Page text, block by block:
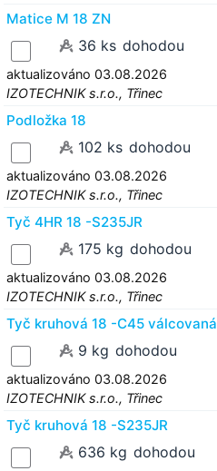
Matice M 18 ZN
36 ks dohodou
aktualizováno 03.08.2026
IZOTECHNIK s.r.o., Třinec
Podložka 18
102 ks dohodou
aktualizováno 03.08.2026
IZOTECHNIK s.r.o., Třinec
Tyč 4HR 18 -S235JR
175 kg dohodou
aktualizováno 03.08.2026
IZOTECHNIK s.r.o., Třinec
Tyč kruhová 18 -C45 válcovaná
9 kg dohodou
aktualizováno 03.08.2026
IZOTECHNIK s.r.o., Třinec
Tyč kruhová 18 -S235JR
636 kg dohodou